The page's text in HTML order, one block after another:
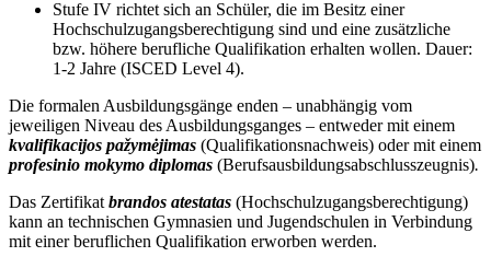
Stufe IV richtet sich an Schüler, die im Besitz einer
Hochschulzugangsberechtigung sind und eine zusätzliche
bzw. höhere berufliche Qualifikation erhalten wollen. Dauer:
1-2 Jahre (ISCED Level 4).
Die formalen Ausbildungsgänge enden – unabhängig vom
jeweiligen Niveau des Ausbildungsganges – entweder mit einem
kvalifikacijos pažymėjimas (Qualifikationsnachweis) oder mit einem
profesinio mokymo diplomas (Berufsausbildungsabschlusszeugnis).
Das Zertifikat brandos atestatas (Hochschulzugangsberechtigung)
kann an technischen Gymnasien und Jugendschulen in Verbindung
mit einer beruflichen Qualifikation erworben werden.